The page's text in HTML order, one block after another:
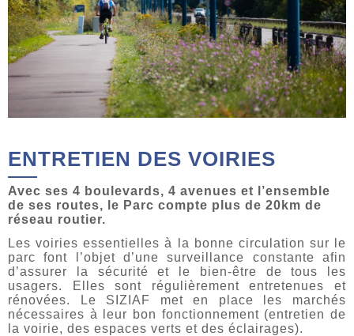
ENTRETIEN DES VOIRIES
Avec ses 4 boulevards, 4 avenues et l’ensemble
de ses routes, le Parc compte plus de 20km de
réseau routier.
Les voiries essentielles à la bonne circulation sur le
parc font l’objet d’une surveillance constante afin
d’assurer la sécurité et le bien-être de tous les
usagers. Elles sont régulièrement entretenues et
rénovées. Le SIZIAF met en place les marchés
nécessaires à leur bon fonctionnement (entretien de
la voirie, des espaces verts et des éclairages).